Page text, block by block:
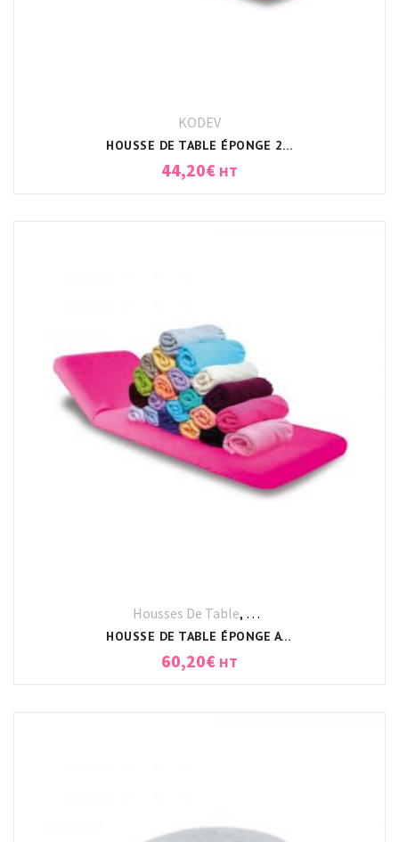
KODEV
HOUSSE DE TABLE ÉPONGE 200X68X10CM BLANC
44,20€ HT
Housses De Table, Ligne KODEV
HOUSSE DE TABLE ÉPONGE AVEC TROU VISAGE 190X80X7CM BLANC
60,20€ HT